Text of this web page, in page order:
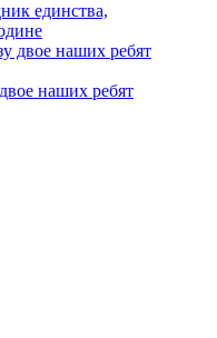
единства,
наших ребят